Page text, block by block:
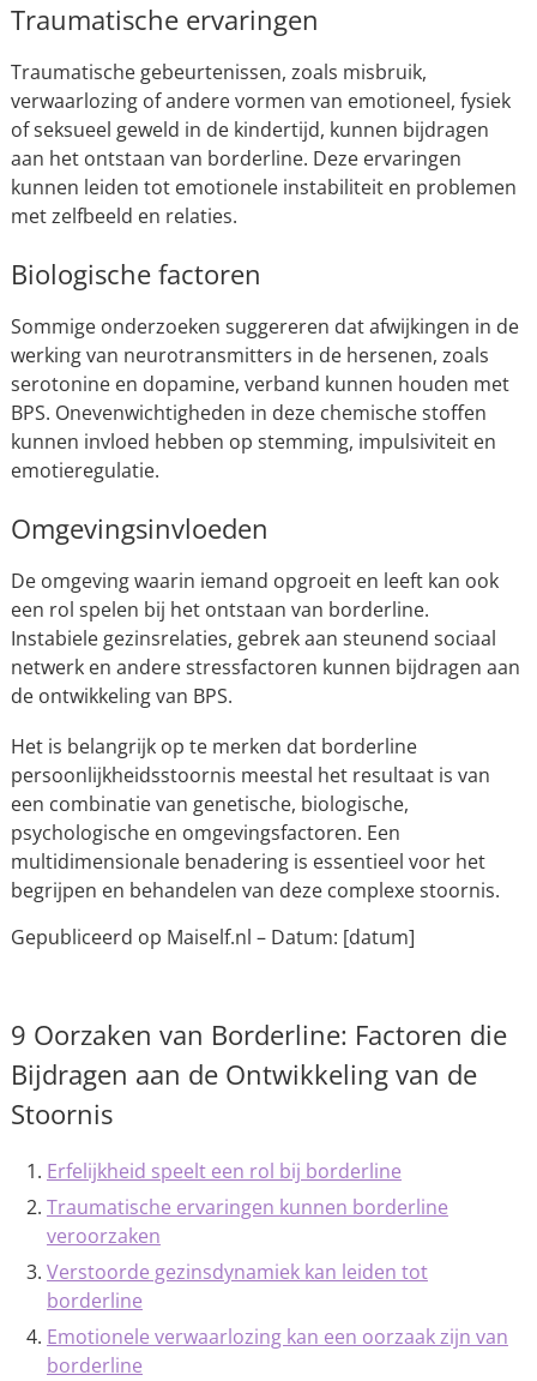
Traumatische ervaringen
Traumatische gebeurtenissen, zoals misbruik,
verwaarlozing of andere vormen van emotioneel, fysiek
of seksueel geweld in de kindertijd, kunnen bijdragen
aan het ontstaan van borderline. Deze ervaringen
kunnen leiden tot emotionele instabiliteit en problemen
met zelfbeeld en relaties.
Biologische factoren
Sommige onderzoeken suggereren dat afwijkingen in de
werking van neurotransmitters in de hersenen, zoals
serotonine en dopamine, verband kunnen houden met
BPS. Onevenwichtigheden in deze chemische stoffen
kunnen invloed hebben op stemming, impulsiviteit en
emotieregulatie.
Omgevingsinvloeden
De omgeving waarin iemand opgroeit en leeft kan ook
een rol spelen bij het ontstaan van borderline.
Instabiele gezinsrelaties, gebrek aan steunend sociaal
netwerk en andere stressfactoren kunnen bijdragen aan
de ontwikkeling van BPS.
Het is belangrijk op te merken dat borderline
persoonlijkheidsstoornis meestal het resultaat is van
een combinatie van genetische, biologische,
psychologische en omgevingsfactoren. Een
multidimensionale benadering is essentieel voor het
begrijpen en behandelen van deze complexe stoornis.
Gepubliceerd op Maiself.nl – Datum: [datum]
9 Oorzaken van Borderline: Factoren die
Bijdragen aan de Ontwikkeling van de
Stoornis
Erfelijkheid speelt een rol bij borderline
Traumatische ervaringen kunnen borderline
veroorzaken
Verstoorde gezinsdynamiek kan leiden tot
borderline
Emotionele verwaarlozing kan een oorzaak zijn van
borderline